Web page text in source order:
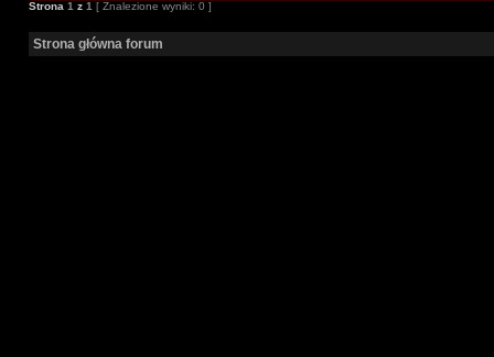
Strona 1 z 1 [ Znalezione wyniki: 0 ]
Strona główna forum